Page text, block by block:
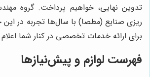
تدوین نهایی، خواهیم پرداخت. گروه
ریزی صنایع (مطصا) با سال‌ها تجربه در این
برای ارائه خدمات تخصصی در کنار شما
فهرست لوازم و پیش‌نیازها